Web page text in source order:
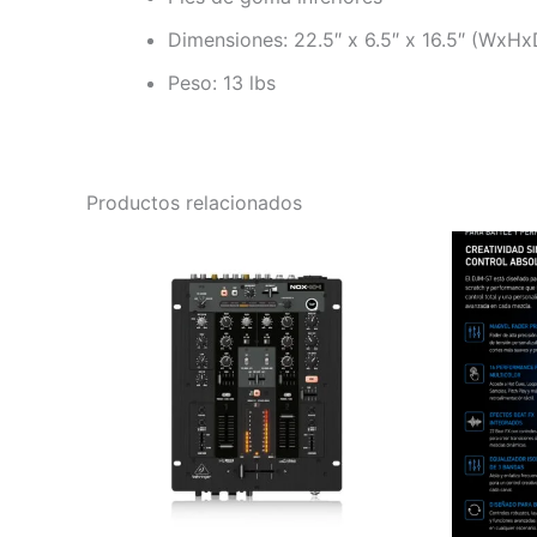
Dimensiones: 22.5″ x 6.5″ x 16.5″
Peso: 13 lbs
Productos relacionados